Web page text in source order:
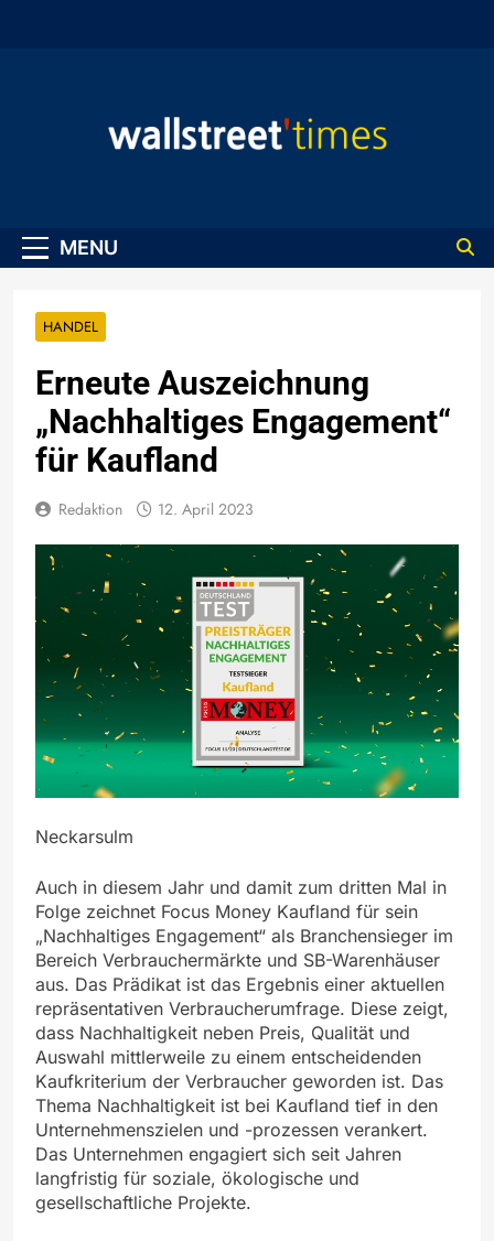
MENU
HANDEL
Erneute Auszeichnung
„Nachhaltiges Engagement“
für Kaufland
Redaktion 12. April 2023
Neckarsulm
Auch in diesem Jahr und damit zum dritten Mal in
Folge zeichnet Focus Money Kaufland für sein
„Nachhaltiges Engagement“ als Branchensieger im
Bereich Verbrauchermärkte und SB-Warenhäuser
aus. Das Prädikat ist das Ergebnis einer aktuellen
repräsentativen Verbraucherumfrage. Diese zeigt,
dass Nachhaltigkeit neben Preis, Qualität und
Auswahl mittlerweile zu einem entscheidenden
Kaufkriterium der Verbraucher geworden ist. Das
Thema Nachhaltigkeit ist bei Kaufland tief in den
Unternehmenszielen und -prozessen verankert.
Das Unternehmen engagiert sich seit Jahren
langfristig für soziale, ökologische und
gesellschaftliche Projekte.